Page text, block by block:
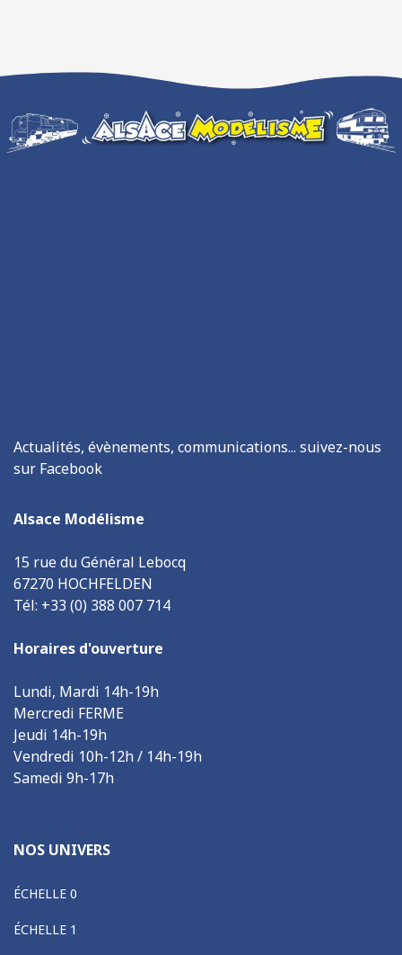
Actualités, évènements, communications... suivez-nous
sur Facebook
Alsace Modélisme
15 rue du Général Lebocq
67270 HOCHFELDEN
Tél: +33 (0) 388 007 714
Horaires d'ouverture
Lundi, Mardi 14h-19h
Mercredi FERME
Jeudi 14h-19h
Vendredi 10h-12h / 14h-19h
Samedi 9h-17h
NOS UNIVERS
ÉCHELLE 0
ÉCHELLE 1